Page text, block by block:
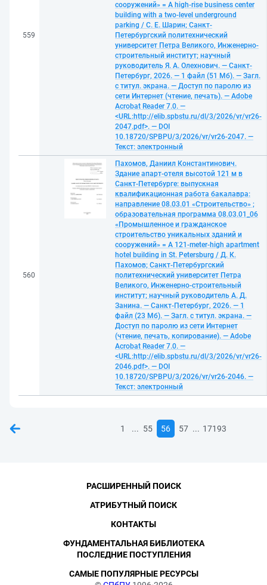
559
сооружений» = A high-rise business center
building with a two-level underground
parking / С. Е. Шарин; Санкт-
Петербургский политехнический
университет Петра Великого, Инженерно-
строительный институт; научный
руководитель Я. А. Олехнович. — Санкт-
Петербург, 2026. — 1 файл (51 Мб). — Загл.
с титул. экрана. — Доступ по паролю из
сети Интернет (чтение, печать). — Adobe
Acrobat Reader 7.0. —
<URL:http://elib.spbstu.ru/dl/3/2026/vr/vr26-
2047.pdf>. — DOI
10.18720/SPBPU/3/2026/vr/vr26-2047. —
Текст: электронный
560
Пахомов, Даниил Константинович.
Здание апарт-отеля высотой 121 м в
Санкт-Петербурге: выпускная
квалификационная работа бакалавра:
направление 08.03.01 «Строительство» ;
образовательная программа 08.03.01_06
«Промышленное и гражданское
строительство уникальных зданий и
сооружений» = A 121-meter-high apartment
hotel building in St. Petersburg / Д. К.
Пахомов; Санкт-Петербургский
политехнический университет Петра
Великого, Инженерно-строительный
институт; научный руководитель А. Д.
Занина. — Санкт-Петербург, 2026. — 1
файл (23 Мб). — Загл. с титул. экрана. —
Доступ по паролю из сети Интернет
(чтение, печать, копирование). — Adobe
Acrobat Reader 7.0. —
<URL:http://elib.spbstu.ru/dl/3/2026/vr/vr26-
2046.pdf>. — DOI
10.18720/SPBPU/3/2026/vr/vr26-2046. —
Текст: электронный
1 ... 55 56 57 ... 17193
РАСШИРЕННЫЙ ПОИСК
АТРИБУТНЫЙ ПОИСК
КОНТАКТЫ
ФУНДАМЕНТАЛЬНАЯ БИБЛИОТЕКА
ПОСЛЕДНИЕ ПОСТУПЛЕНИЯ
САМЫЕ ПОПУЛЯРНЫЕ РЕСУРСЫ